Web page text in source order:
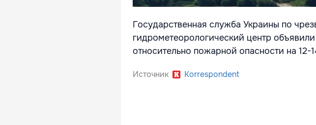
Государственная служба Украины по
гидрометеорологический центр
относительно пожарной опасности на 12-
Источник Korrespondent